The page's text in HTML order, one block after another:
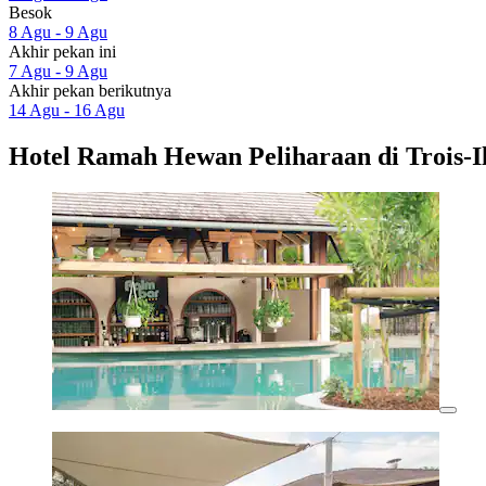
Besok
8 Agu - 9 Agu
Akhir pekan ini
7 Agu - 9 Agu
Akhir pekan berikutnya
14 Agu - 16 Agu
Hotel Ramah Hewan Peliharaan di Trois-